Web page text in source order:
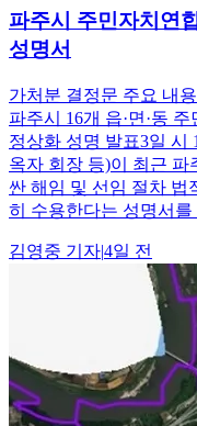
파주시 주민자치연
성명서
가처분 결정문 주요 내
파주시 16개 읍·면·동
정상화 성명 발표3일 시
옥자 회장 등)이 최근 파
싼 해임 및 선임 절차 법
히 수용한다는 성명서
김영중 기자|4일 전